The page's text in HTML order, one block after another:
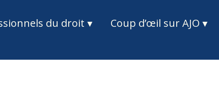
du droit Coup d’œil sur AJO